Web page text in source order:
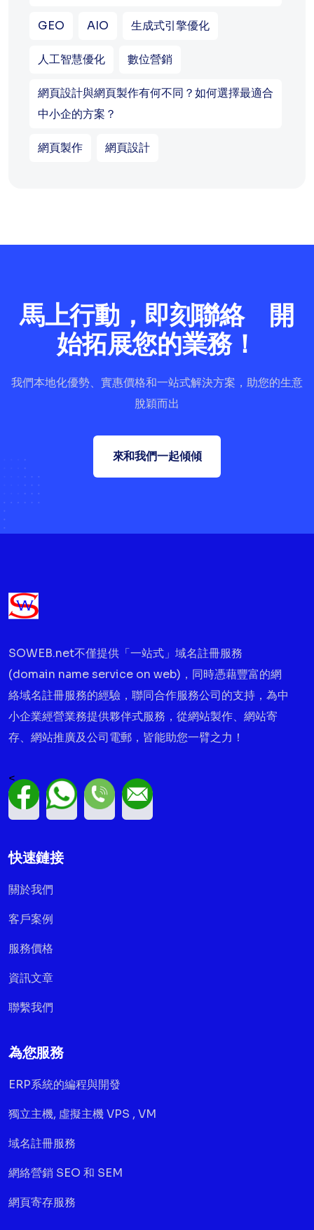
GEO AIO 生成式引擎優化
人工智慧優化 數位營銷
網頁設計與網頁製作有何不同？如何選擇最適合
中小企的方案？
網頁製作 網頁設計
馬上行動，即刻聯絡 開
始拓展您的業務！
我們本地化優勢、實惠價格和一站式解決方案，助您的生意
脫穎而出
來和我們一起傾傾
SOWEB.net不僅提供「一站式」域名註冊服務
(domain name service on web)，同時憑藉豐富的網
絡域名註冊服務的經驗，聯同合作服務公司的支持，為中
小企業經營業務提供夥伴式服務，從網站製作、網站寄
存、網站推廣及公司電郵，皆能助您一臂之力！
<
快速鏈接
關於我們
客戶案例
服務價格
資訊文章
聯繫我們
為您服務
ERP系統的編程與開發
獨立主機, 虛擬主機 VPS , VM
域名註冊服務
網絡營銷 SEO 和 SEM
網頁寄存服務